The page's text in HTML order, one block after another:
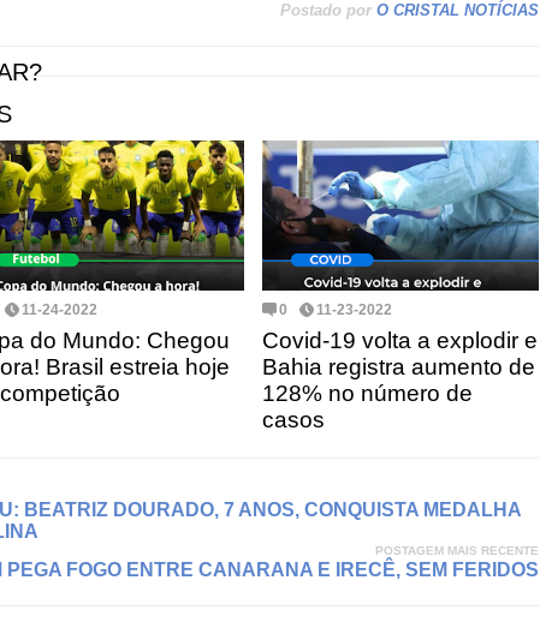
Postado por O CRISTAL NOTÍCIAS
11-24-2022
do Mundo: Chegou
Brasil estreia hoje
0 11-23-2022
Covid-19 volta a explodir e
Bahia registra aumento de
128% no número de
casos
BEATRIZ DOURADO, 7 ANOS, CONQUISTA MEDALHA
POSTAGEM MAIS RECENTE
FOGO ENTRE CANARANA E IRECÊ, SEM FERIDOS